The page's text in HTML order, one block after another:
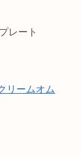
レート
リームオム